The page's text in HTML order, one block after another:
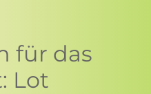
für das
Lot